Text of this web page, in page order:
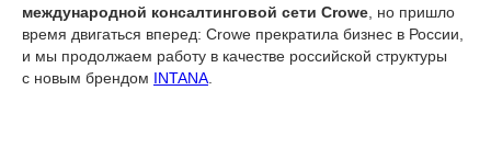
международной консалтинговой сети Crowe , но пришло
время двигаться вперед: Crowe прекратила бизнес в России,
и мы продолжаем работу в качестве российской структуры
с новым брендом INTANA